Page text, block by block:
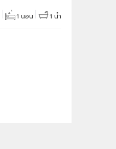
1 นอน 1 น้ำ